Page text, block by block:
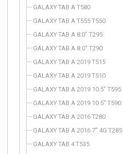
GALAXY TAB A T580
GALAXY TAB A T555 T550
GALAXY TAB A 8.0" T295
GALAXY TAB A 8.0" T290
GALAXY TAB A 2019 T515
GALAXY TAB A 2019 T510
GALAXY TAB A 2019 10.5" T595
GALAXY TAB A 2019 10.5" T590
GALAXY TAB A 2016 T280
GALAXY TAB A 2016 7" 4G T285
GALAXY TAB 4 T535